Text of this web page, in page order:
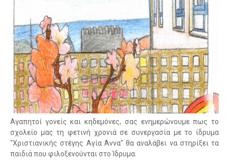
Αγαπητοί γονείς και κηδεμόνες, σας ενημερώνουμε πως το
σχολείο μας τη φετινή χρονιά σε συνεργασία με το ίδρυμα
"Χριστιανικής στέγης Αγία Άννα" θα αναλάβει να στηρίξει τα
παιδιά που φιλοξενούνται στο Ίδρυμα.